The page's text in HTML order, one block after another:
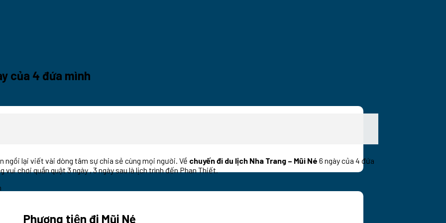
của 4 đứa mình
ngồi lại viết vài dòng tâm sự chia sẻ cùng mọi người. Về chuyến đi du lịch Nha Trang – Mũi Né 6 ngày của 4 đứa
chơi quần quật 3 ngày , 3 ngày sau là lịch trình đến Phan Thiết.
Phương tiện đi Mũi Né